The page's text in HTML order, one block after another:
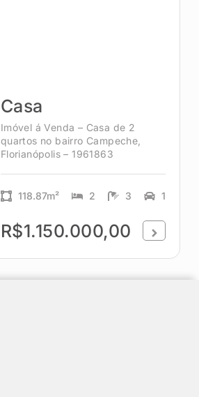
Casa
Imóvel á Venda – Casa de 2
quartos no bairro Campeche,
Florianópolis – 1961863
118.87m² 2 3 1
R$1.150.000,00